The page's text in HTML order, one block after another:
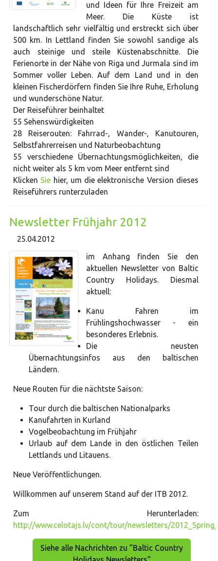
und Ideen für Ihre Freizeit am
Meer. Die Küste ist
landschaftlich sehr vielfältig und erstreckt sich über
500 km. In Lettland finden Sie sowohl sandige als
auch steinige und steile Küstenabschnitte. Die
Ferienorte in der Nähe von Riga und Jurmala sind im
Sommer voller Leben. Auf dem Land und in den
kleinen Fischerdörfern finden Sie Ihre Ruhe, Erholung
und wunderschöne Natur.
Der Reiseführer beinhaltet
55 Sehenswürdigkeiten
28 Reiserouten: Fahrrad-, Wander-, Kanutouren,
Selbstfahrerreisen und Naturbeobachtung
55 verschiedene Übernachtungsmöglichkeiten, die
nicht weiter als 5 km vom Meer entfernt sind
Klicken Sie hier, um die elektronische Version dieses
Reiseführers runterzuladen
Newsletter Frühjahr 2012
25.04.2012
im Anhang finden Sie den
aktuellen Newsletter von Baltic
Country Holidays. Diesmal
aktuell:
Kanu Fahren im
Frühlingshochwasser - ein
besonderes Erlebnis.
Die neusten
Übernachtungsinfos aus den baltischen
Ländern.
Neue Routen für die nächtste Saison:
Tour durch die baltischen Nationalparks
Kanufahrten in Kurland
Vogelbeobachtung im Frühjahr
Urlaub auf dem Lande in den östlichen Teilen
Lettlands und Litauens.
Neue Veröffentlichungen.
Willkommen auf unserem Stand auf der ITB 2012.
Zum Herunterladen:
http://www.celotajs.lv/cont/tour/newsletters/
Siehe alle Nachrichten zu "Baltic Country